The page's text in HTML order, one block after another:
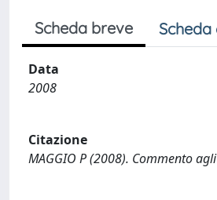
Scheda breve
Data
2008
Citazione
MAGGIO P (2008). Commento